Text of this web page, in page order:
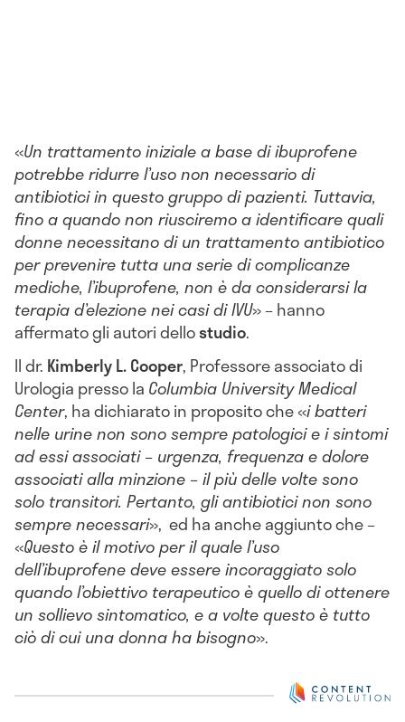
«Un trattamento iniziale a base di ibuprofene
potrebbe ridurre l’uso non necessario di
antibiotici in questo gruppo di pazienti. Tuttavia,
fino a quando non riusciremo a identificare quali
donne necessitano di un trattamento antibiotico
per prevenire tutta una serie di complicanze
mediche, l’ibuprofene, non è da considerarsi la
terapia d’elezione nei casi di IVU» – hanno
affermato gli autori dellostudio.
Il dr. Kimberly L. Cooper, Professore associato di
Urologia presso la Columbia University Medical
Center, ha dichiarato in proposito che «i batteri
nelle urine non sono sempre patologici e i sintomi
ad essi associati – urgenza, frequenza e dolore
associati alla minzione – il più delle volte sono
solo transitori. Pertanto, gli antibiotici non sono
sempre necessari», ed ha anche aggiunto che –
«Questo è il motivo per il quale l’uso
dell’ibuprofene deve essere incoraggiato solo
quando l’obiettivo terapeutico è quello di ottenere
un sollievo sintomatico, e a volte questo è tutto
ciò di cui una donna ha bisogno».